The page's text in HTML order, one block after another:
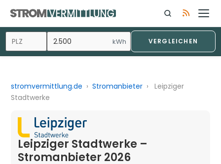
kWh VERGLEICHEN
stromvermittlung.de › Stromanbieter ›
Leipziger
Stadtwerke
Leipziger Stadtwerke –
Stromanbieter 2026